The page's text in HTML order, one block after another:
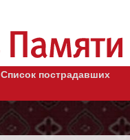
Список пострадавших